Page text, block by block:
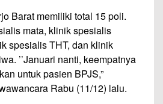
Barat memiliki total 15 poli.
mata, klinik spesialis
spesialis THT, dan klinik
’’Januari nanti, keempatnya
untuk pasien BPJS,”
Rabu (11/12) lalu.